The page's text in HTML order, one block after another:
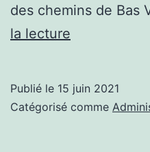
des chemins de Bas
la lecture
enquêteur
Publié le 15 juin 2021
Catégorisé comme